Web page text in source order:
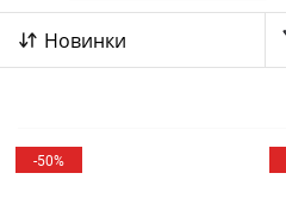
Новинки
-50%